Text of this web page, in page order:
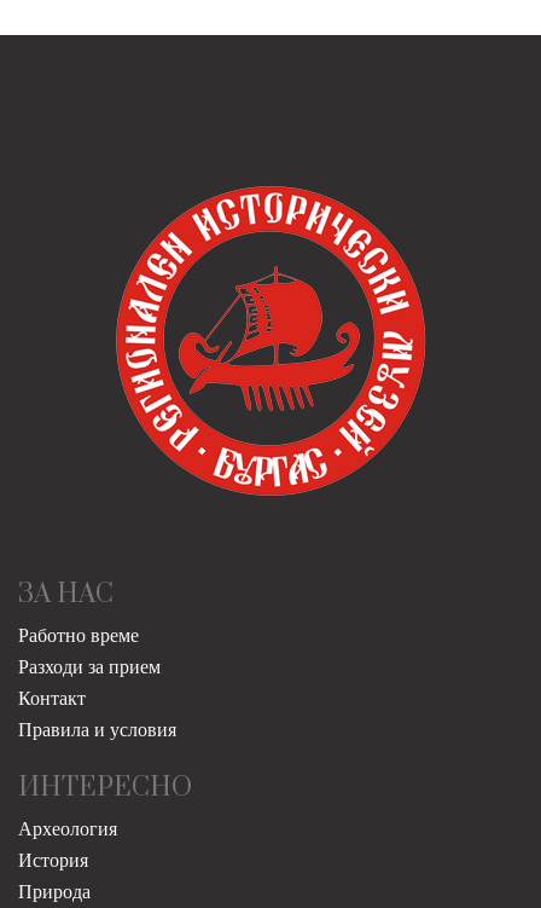
ЗА НАС
Работно време
Разходи за прием
Контакт
Правила и условия
ИНТЕРЕСНО
Археология
История
Природа